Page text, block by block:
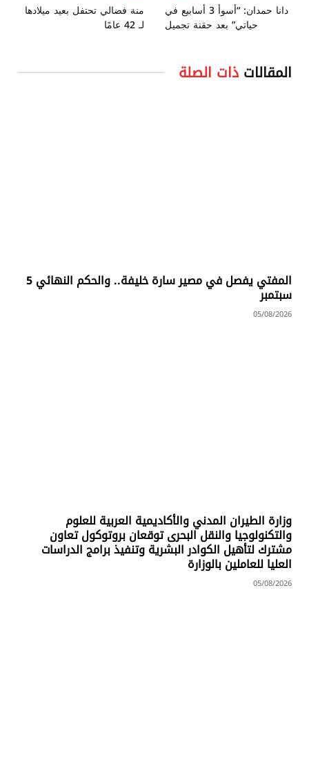
دانا حمدان: “أسوأ 3 أسابيع في
حياتي” بعد حقنة تجميل
منة فضالي تحتفل بعيد ميلادها
لـ 42 عامًا
المقالات ذات الصلة
المفتي يفصل في مصير سارة خليفة.. والحكم النهائي 5
سبتمبر
05/08/2026
وزارة الطيران المدني والأكاديمية العربية للعلوم
والتكنولوجيا والنقل البحرى توقعان بروتوكول تعاون
مشترك لتأهيل الكوادر البشرية وتنفيذ برامج الدراسات
العليا للعاملين بالوزارة
05/08/2026